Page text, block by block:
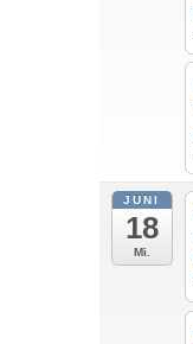
JUNI
18
Mi.